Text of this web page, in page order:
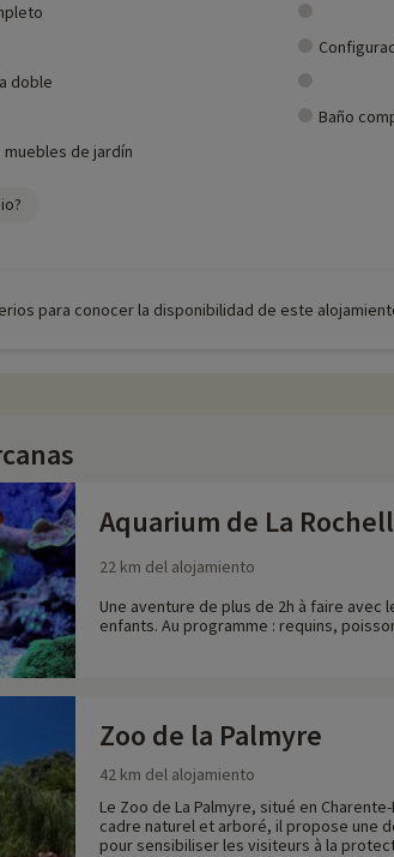
doble
Baño
de jardín
para conocer la disponibilidad de este
Aquarium de La
22 km del alojamiento
Une aventure de plus de 2h à faire avec
enfants. Au programme : requins,
Zoo de la Palmyre
42 km del alojamiento
Le Zoo de La Palmyre, situé en
cadre naturel et arboré, il propose une
pour sensibiliser les visiteurs à la